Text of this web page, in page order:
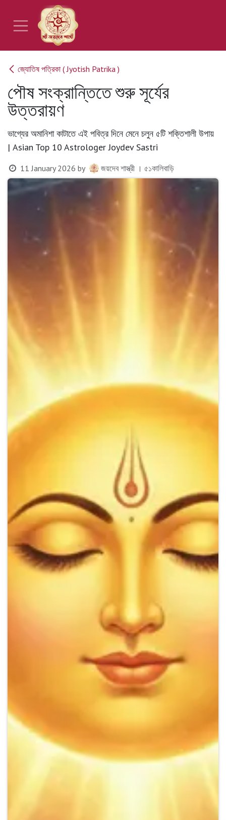
Skip to Content
জ্যোতিষ পত্রিকা ( Jyotish Patrika )
পৌষ সংক্রান্তিতে শুরু সূর্যের
উত্তরায়ণ
ভাগ্যের অমানিশা কাটাতে এই পবিত্র দিনে মেনে চলুন ৫টি শক্তিশালী উপায়
| Asian Top 10 Astrologer Joydev Sastri
11 January 2026 by জয়দেব শাস্ত্রী । ৫১কালিবাড়ি